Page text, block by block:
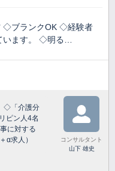
◇ブランクOK ◇経験者
います。 ◇明る…
◇「介護分
ピン人4名
に対する
α求人）
コンサルタント
山下 雄史